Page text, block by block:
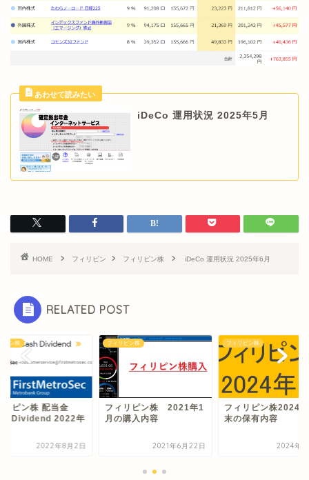
iDeCo 運用状況 2025年5月
HOME フィリピン フィリピン株 iDeCo 運用状況 2025年6月
RELATED POST
ピン株
リピン株 配当金
Dividend 2022年
2022年8月2日
フィリピン株
フィリピン株 2021年1
月の購入内容
2021年6月22日
フィリピン株
フィリピン株2024
末の保有内容
2024年7